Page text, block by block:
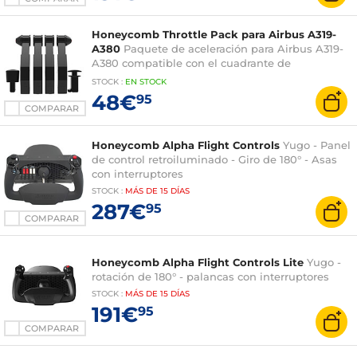
COMPARAR
Honeycomb Throttle Pack para Airbus A319-
A380 Paquete de aceleración para Airbus A319-
A380 compatible con el cuadrante de
aceleración Bravo
STOCK : EN STOCK
48€95
COMPARAR
Honeycomb Alpha Flight Controls Yugo - Panel
de control retroiluminado - Giro de 180° - Asas
con interruptores
STOCK : MÁS DE 15 DÍAS
287€95
COMPARAR
Honeycomb Alpha Flight Controls Lite Yugo -
rotación de 180° - palancas con interruptores
STOCK : MÁS DE 15 DÍAS
191€95